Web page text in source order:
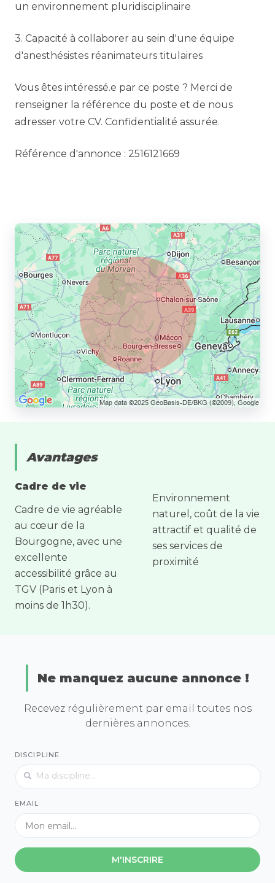
un environnement pluridisciplinaire
3. Capacité à collaborer au sein d'une équipe
d'anesthésistes réanimateurs titulaires
Vous êtes intéressé.e par ce poste ? Merci de
renseigner la référence du poste et de nous
adresser votre CV. Confidentialité assurée.
Référence d'annonce : 2516121669
Avantages
Cadre de vie
Cadre de vie agréable
au cœur de la
Bourgogne, avec une
excellente
accessibilité grâce au
TGV (Paris et Lyon à
moins de 1h30).
Environnement
naturel, coût de la vie
attractif et qualité de
ses services de
proximité
Ne manquez aucune annonce !
Recevez régulièrement par email toutes nos
dernières annonces.
DISCIPLINE
EMAIL
M'INSCRIRE